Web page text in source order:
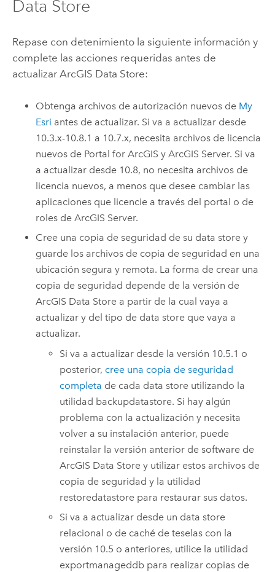
Data Store
Repase con detenimiento la siguiente información y
complete las acciones requeridas antes de
actualizar ArcGIS Data Store:
Obtenga archivos de autorización nuevos de My
Esri antes de actualizar. Si va a actualizar desde
10.3.x-10.8.1 a 10.7.x, necesita archivos de licencia
nuevos de Portal for ArcGIS yArcGIS Server. Si va
a actualizar desde 10.8, no necesita archivos de
licencia nuevos, a menos que desee cambiar las
aplicaciones que licencie a través del portal o de
roles deArcGIS Server.
Cree una copia de seguridad de su data store y
guarde los archivos de copia de seguridad en una
ubicación segura y remota. La forma de crear una
copia de seguridad depende de la versión de
ArcGIS Data Store a partir de la cual vaya a
actualizar y del tipo de data store que vaya a
actualizar.
Si va a actualizar desde la versión 10.5.1 o
posterior, cree una copia de seguridad
completa de cada data store utilizando la
utilidad backupdatastore. Si hay algún
problema con la actualización y necesita
volver a su instalación anterior, puede
reinstalar la versión anterior de software de
ArcGIS Data Store y utilizar estos archivos de
copia de seguridad y la utilidad
restoredatastore para restaurar sus datos.
Si va a actualizar desde un data store
relacional o de caché de teselas con la
versión 10.5 o anteriores, utilice la utilidad
exportmanageddb para realizar copias de